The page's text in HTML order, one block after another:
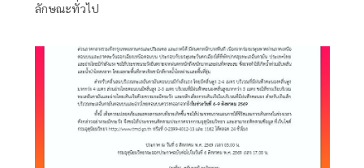
ลักษณะทั่วไป